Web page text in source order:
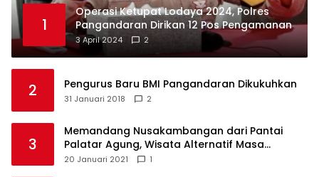
1
Operasi Ketupat Lodaya 2024, Polres
Pangandaran Dirikan 12 Pos Pengamanan
3 April 2024 2
2 Pengurus Baru BMI Pangandaran Dikukuhkan
31 Januari 2018 2
3
Memandang Nusakambangan dari Pantai
Palatar Agung, Wisata Alternatif Masa
Pandemi
20 Januari 2021 1